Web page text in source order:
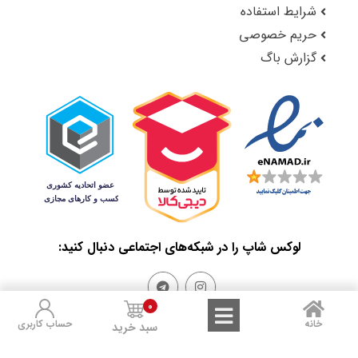
شرایط استفاده
حریم خصوصی
گزارش باگ
لوکس شاپ را در شبکه‌های اجتماعی دنبال کنید:
خانه سبد خرید
0
حساب کاربری